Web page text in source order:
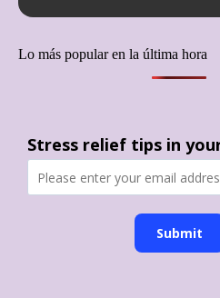
Lo más popular en la última hora
Stress relief tips in
Submit